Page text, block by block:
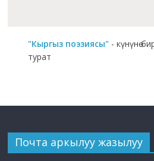
"Кыргыз поэзиясы" - күнүнө
турат
Почта аркылуу жазылуу